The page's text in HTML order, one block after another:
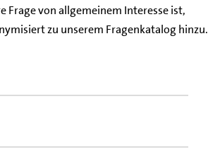
Frage von allgemeinem Interesse ist,
zu unserem Fragenkatalog hinzu.